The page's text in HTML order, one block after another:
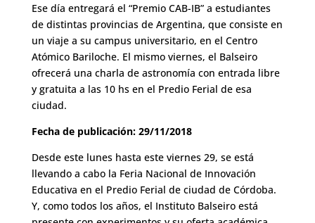
Ese día entregará el “Premio CAB-IB” a estudiantes
de distintas provincias de Argentina, que consiste en
un viaje a su campus universitario, en el Centro
Atómico Bariloche. El mismo viernes, el Balseiro
ofrecerá una charla de astronomía con entrada libre
y gratuita a las 10 hs en el Predio Ferial de esa
ciudad.
Fecha de publicación: 29/11/2018
Desde este lunes hasta este viernes 29, se está
llevando a cabo la Feria Nacional de Innovación
Educativa en el Predio Ferial de ciudad de Córdoba.
Y, como todos los años, el Instituto Balseiro está